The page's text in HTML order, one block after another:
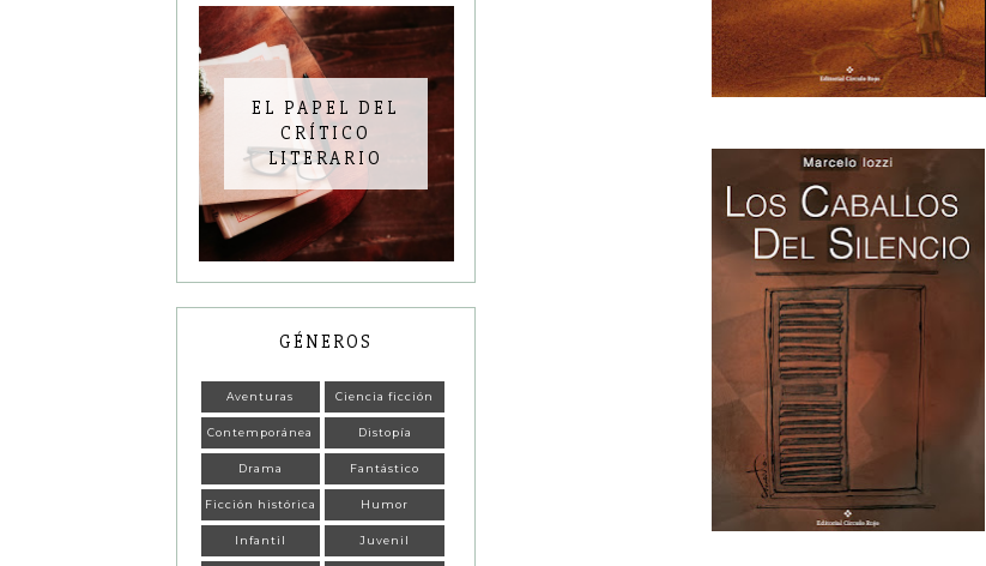
EL PAPEL DEL
CRÍTICO
LITERARIO
GÉNEROS
Aventuras Ciencia ficción
Contemporánea Distopía
Drama Fantástico
Ficción histórica Humor
Infantil Juvenil